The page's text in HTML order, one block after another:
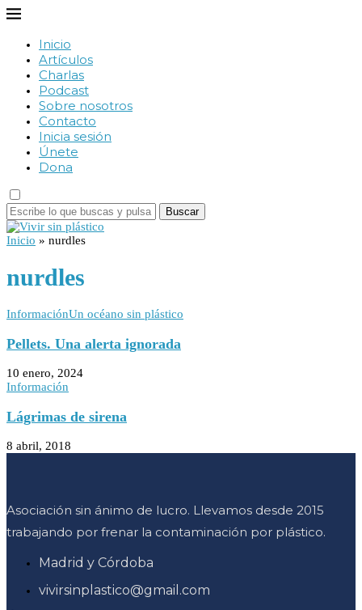
Inicio
Artículos
Charlas
Podcast
Sobre nosotros
Contacto
Inicia sesión
Únete
Dona
Buscar
Inicio » nurdles
nurdles
InformaciónUn océano sin plástico
Pellets. Una alerta ignorada
10 enero, 2024
Información
Lágrimas de sirena
8 abril, 2018
Asociación sin ánimo de lucro. Llevamos desde 2015
trabajando por frenar la contaminación por plástico.
Madrid y Córdoba
vivirsinplastico@gmail.com